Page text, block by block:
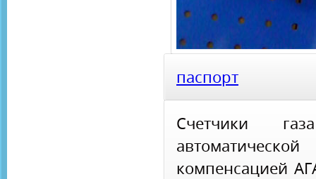
паспорт
Счетчики
компенсацией